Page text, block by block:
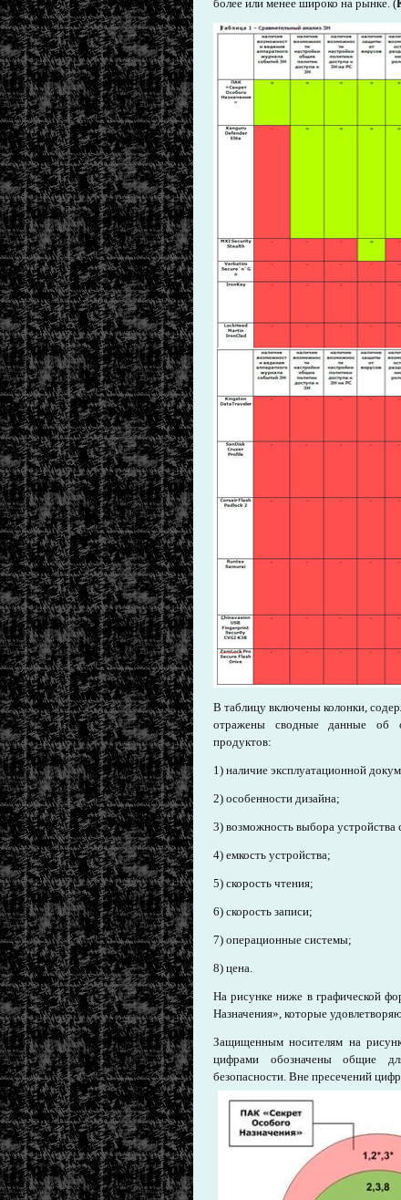
более или менее широко на рынке. (
В таблицу включены колонки,
отражены сводные данные об
продуктов:
1) наличие эксплуатационной
2) особенности дизайна;
3) возможность выбора
4) емкость устройства;
5) скорость чтения;
6) скорость записи;
7) операционные системы;
8) цена.
На рисунке ниже в графической
Назначения», которые
Защищенным носителям на
цифрами обозначены общие
безопасности. Вне пресечений